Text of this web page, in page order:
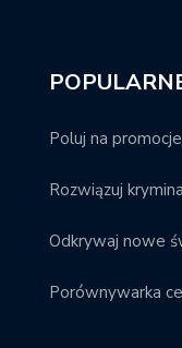
Poluj na
Rozwiązuj
Odkrywaj nowe
Porównywarka